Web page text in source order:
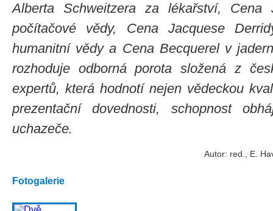
Alberta Schweitzera za lékařství, Cena
počítačové vědy, Cena Jacquese
humanitní vědy a Cena Becquerel v
rozhoduje odborná porota složená z
expertů, která hodnotí nejen vědeckou
prezentační dovednosti, schopnost
uchazeče.
Autor: red., E.
Fotogalerie